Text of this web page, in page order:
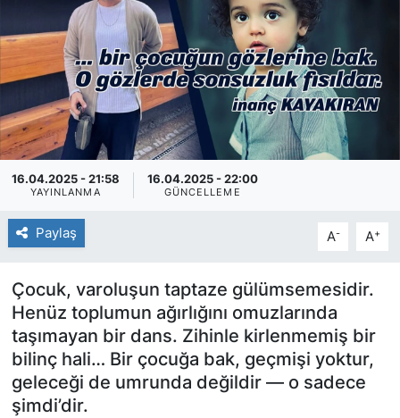
16.04.2025 - 21:58
YAYINLANMA
16.04.2025 - 22:00
GÜNCELLEME
Paylaş A- A+
Çocuk, varoluşun taptaze gülümsemesidir.
Henüz toplumun ağırlığını omuzlarında
taşımayan bir dans. Zihinle kirlenmemiş bir
bilinç hali… Bir çocuğa bak, geçmişi yoktur,
geleceği de umrunda değildir — o sadece
şimdi’dir.
SİYASET
SAĞLIK